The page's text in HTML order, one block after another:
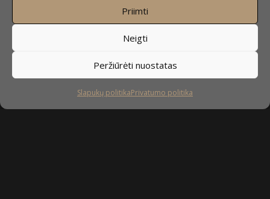
Priimti
Neigti
Peržiūrėti nuostatas
Slapukų politikaPrivatumo politika
Sekite mus